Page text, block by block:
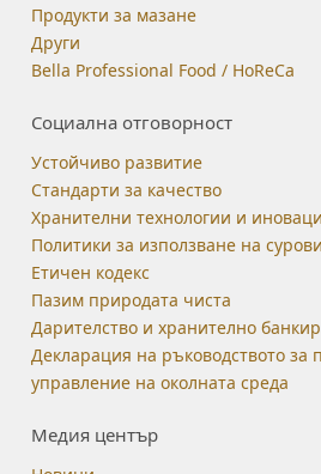
Продукти за мазане
Други
Bella Professional Food / HoReCa
Социална отговорност
Устойчиво развитие
Стандарти за качество
Хранителни технологии и
Политики за използване на
Етичен кодекс
Пазим природата чиста
Дарителство и хранително
Декларация на ръководството за
управление на околната среда
Медия център